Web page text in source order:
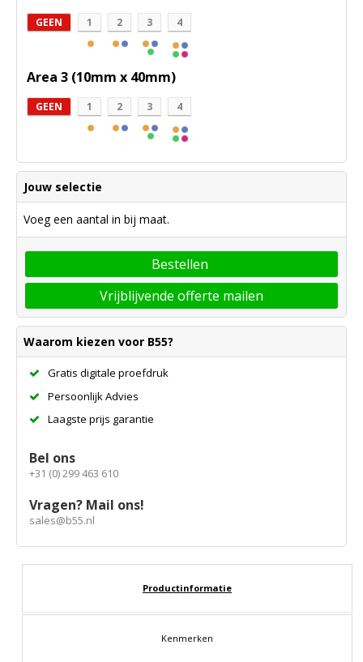
GEEN 1 2 3 4
Area 3 (10mm x 40mm)
GEEN 1 2 3 4
Jouw selectie
Voeg een aantal in bij maat.
Bestellen
Vrijblijvende offerte mailen
Waarom kiezen voor B55?
Gratis digitale proefdruk
Persoonlijk Advies
Laagste prijs garantie
Bel ons
+31 (0) 299 463 610
Vragen? Mail ons!
sales@b55.nl
Productinformatie
Kenmerken